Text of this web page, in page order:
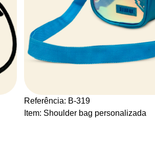
Referência: B-319
Item: Shoulder bag personalizada